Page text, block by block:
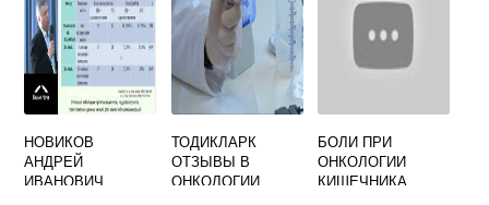
НОВИКОВ
АНДРЕЙ
ИВАНОВИЧ
ТОДИКЛАРК
ОТЗЫВЫ В
ОНКОЛОГИИ
БОЛИ ПРИ
ОНКОЛОГИИ
КИШЕЧНИКА